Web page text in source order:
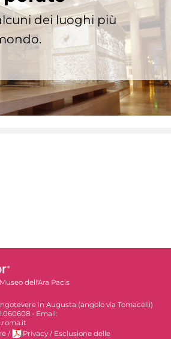
dei luoghi più
Museo dell'Ara Pacis
in Augusta (angolo via Tomacelli)
- Email:
/ Privacy / Esclusione delle